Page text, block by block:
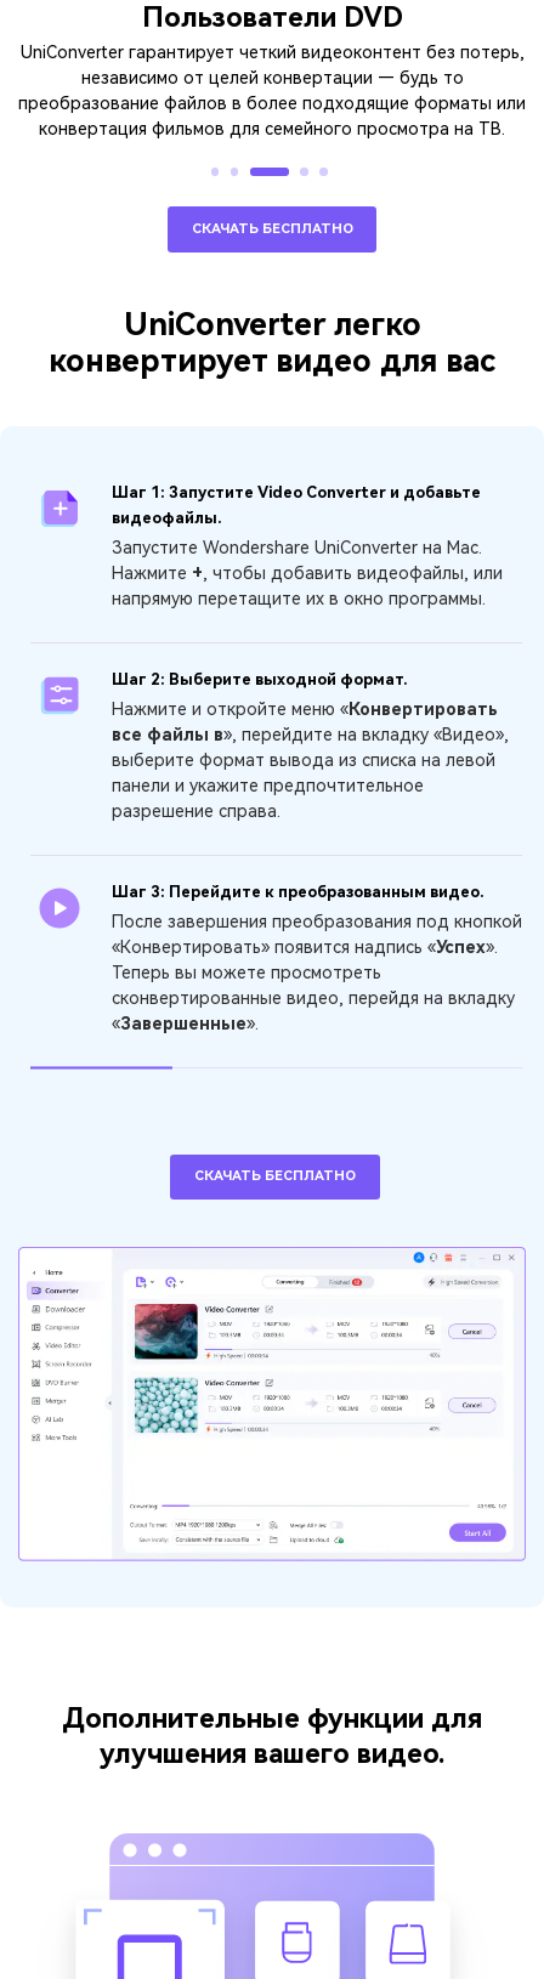
Пользователи DVD
UniConverter гарантирует четкий видеоконтент без потерь,
независимо от целей конвертации — будь то
преобразование файлов в более подходящие форматы или
конвертация фильмов для семейного просмотра на ТВ.
СКАЧАТЬ БЕСПЛАТНО
UniConverter легко
конвертирует видео для вас
Шаг 1: Запустите Video Converter и добавьте
видеофайлы.
Запустите Wondershare UniConverter на Mac.
Нажмите +, чтобы добавить видеофайлы, или
напрямую перетащите их в окно программы.
Шаг 2: Выберите выходной формат.
Нажмите и откройте меню «Конвертировать
все файлы в», перейдите на вкладку «Видео»,
выберите формат вывода из списка на левой
панели и укажите предпочтительное
разрешение справа.
Шаг 3: Перейдите к преобразованным видео.
После завершения преобразования под кнопкой
«Конвертировать» появится надпись «Успех».
Теперь вы можете просмотреть
сконвертированные видео, перейдя на вкладку
«Завершенные».
СКАЧАТЬ БЕСПЛАТНО
Дополнительные функции для
улучшения вашего видео.